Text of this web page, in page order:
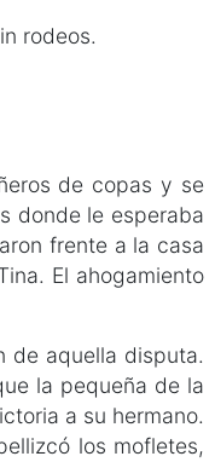
rodeos.
de copas y se
donde le esperaba
frente a la casa
El ahogamiento
de aquella disputa.
la pequeña de la
a su hermano.
los mofletes,